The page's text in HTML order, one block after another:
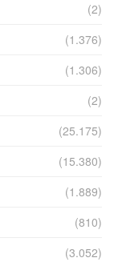
(2)
(1.376)
(1.306)
(2)
(25.175)
(15.380)
(1.889)
(810)
(3.052)